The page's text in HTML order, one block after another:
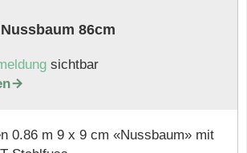
86cm
sichtbar

0.86 m 9 x 9 cm «Nussbaum» mit